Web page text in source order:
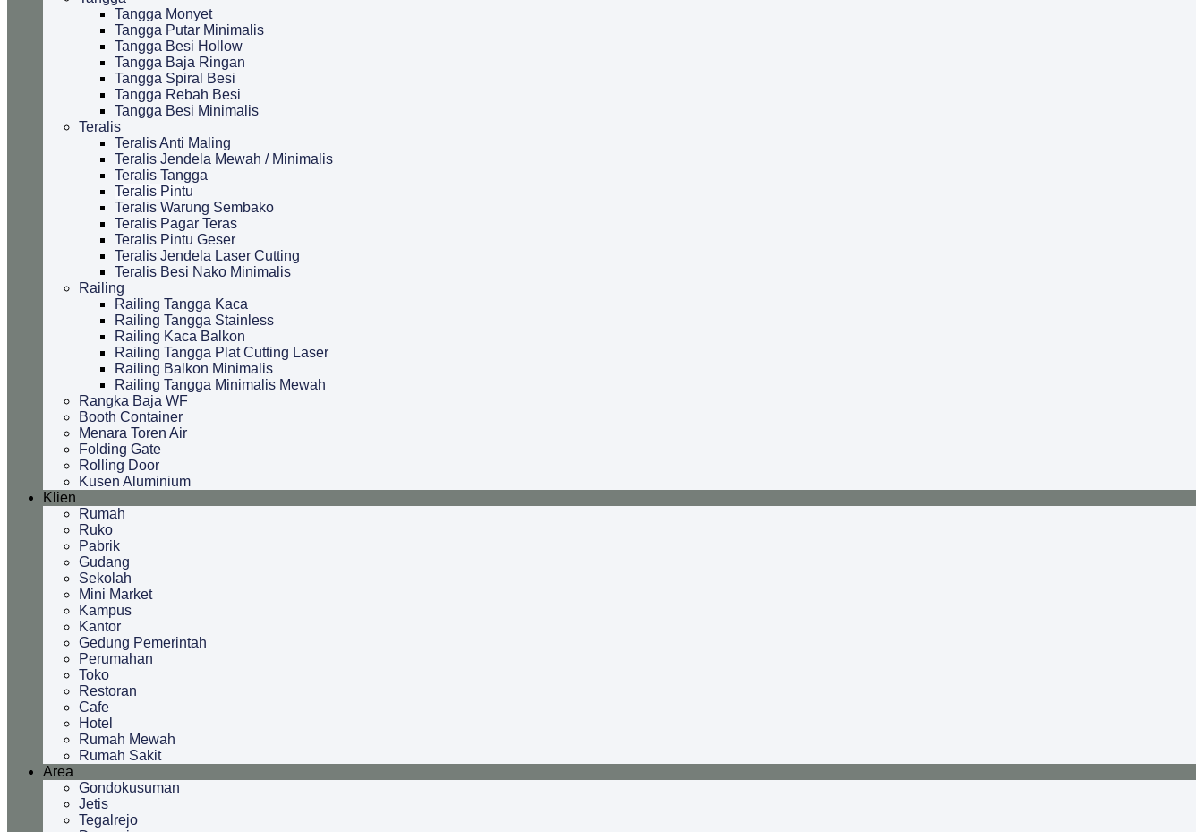
Tangga Monyet
Tangga Putar Minimalis
Tangga Besi Hollow
Tangga Baja Ringan
Tangga Spiral Besi
Tangga Rebah Besi
Tangga Besi Minimalis
Teralis
Teralis Anti Maling
Teralis Jendela Mewah / Minimalis
Teralis Tangga
Teralis Pintu
Teralis Warung Sembako
Teralis Pagar Teras
Teralis Pintu Geser
Teralis Jendela Laser Cutting
Teralis Besi Nako Minimalis
Railing
Railing Tangga Kaca
Railing Tangga Stainless
Railing Kaca Balkon
Railing Tangga Plat Cutting Laser
Railing Balkon Minimalis
Railing Tangga Minimalis Mewah
Rangka Baja WF
Booth Container
Menara Toren Air
Folding Gate
Rolling Door
Kusen Aluminium
Klien
Rumah
Ruko
Pabrik
Gudang
Sekolah
Mini Market
Kampus
Kantor
Gedung Pemerintah
Perumahan
Toko
Restoran
Cafe
Hotel
Rumah Mewah
Rumah Sakit
Area
Gondokusuman
Jetis
Tegalrejo